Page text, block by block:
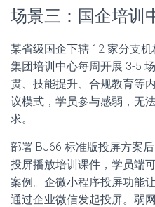
场景三：国企培训
某省级国企下辖 12 家分支机
集团培训中心每周开展 3-5
贯、技能提升、合规教育等
议模式，学员参与感弱，无
求。
部署 BJ66 标准版投屏方案
投屏播放培训课件，学员端
案例。企微小程序投屏功能
通过企业微信发起投屏。弱